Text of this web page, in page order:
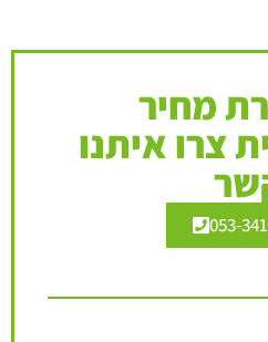
מחיר
צרו איתנו
053-